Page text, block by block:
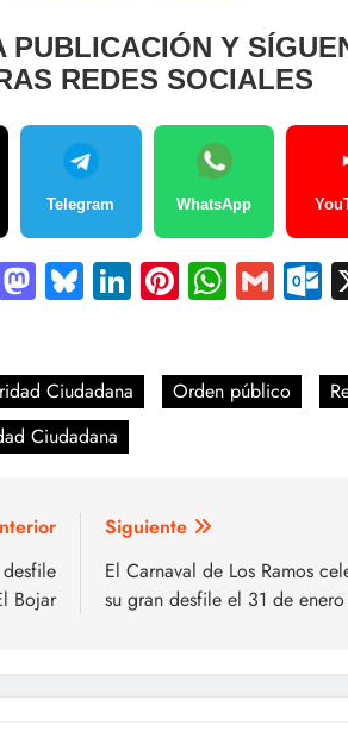
PUBLICACIÓN Y
REDES SOCIALES
Telegram WhatsApp
Mastodon
Bluesky
LinkedIn
Pinterest
Ciudadana Orden público
Ciudadana
Bojar
Siguiente
El Carnaval de Los Ramos
su gran desfile el 31 de enero